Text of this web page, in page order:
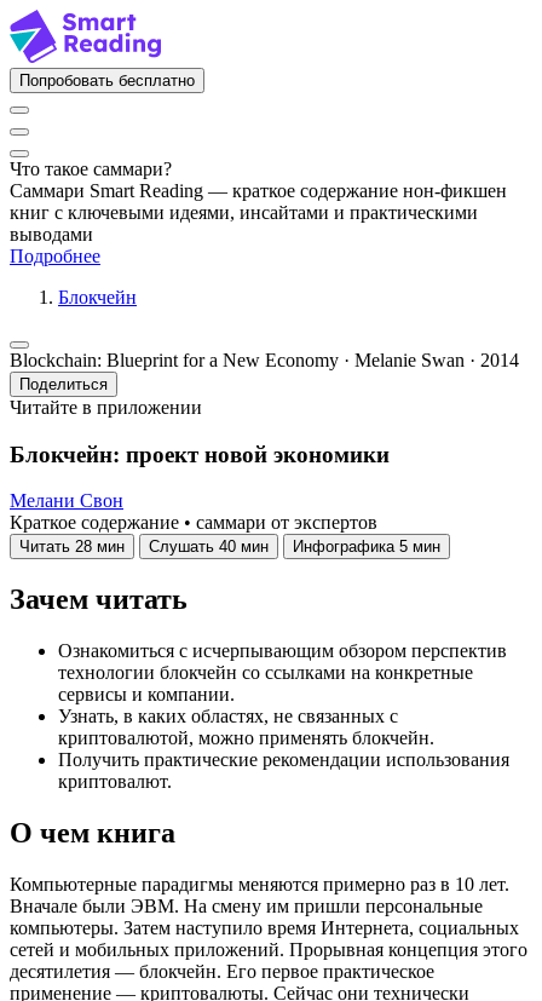
Попробовать бесплатно
Что такое саммари?
Саммари Smart Reading — краткое содержание нон-фикшен
книг с ключевыми идеями, инсайтами и практическими
выводами
Подробнее
Блокчейн
Blockchain: Blueprint for a New Economy · Melanie Swan · 2014
Поделиться
Читайте в приложении
Блокчейн: проект новой экономики
Мелани Свон
Краткое содержание • саммари от экспертов
Читать 28 мин Слушать 40 мин Инфографика 5 мин
Зачем читать
Ознакомиться с исчерпывающим обзором перспектив
технологии блокчейн со ссылками на конкретные
сервисы и компании.
Узнать, в каких областях, не связанных с
криптовалютой, можно применять блокчейн.
Получить практические рекомендации использования
криптовалют.
О чем книга
Компьютерные парадигмы меняются примерно раз в 10 лет.
Вначале были ЭВМ. На смену им пришли персональные
компьютеры. Затем наступило время Интернета, социальных
сетей и мобильных приложений. Прорывная концепция этого
десятилетия — блокчейн. Его первое практическое
применение — криптовалюты. Сейчас они технически